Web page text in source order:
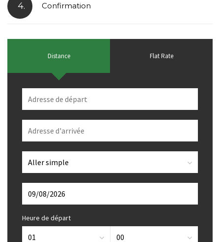
4. Confirmation
Distance Flat Rate
Heure de départ